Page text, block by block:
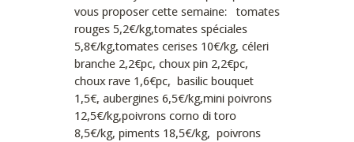
vous proposer cette semaine: tomates
rouges 5,2€/kg,tomates spéciales
5,8€/kg,tomates cerises 10€/kg, céleri
branche 2,2€pc, choux pin 2,2€pc,
choux rave 1,6€pc, basilic bouquet
1,5€, aubergines 6,5€/kg,mini poivrons
12,5€/kg,poivrons corno di toro
8,5€/kg, piments 18,5€/kg, poivrons